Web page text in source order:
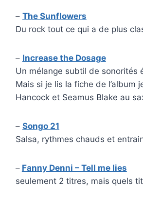
– The Sunflowers
Du rock tout ce qui a de plus
– Increase the Dosage
Un mélange subtil de sonorités
Mais si je lis la fiche de
Hancock et Seamus Blake au
– Songo 21
Salsa, rythmes chauds et
– Fanny Denni – Tell me lies
seulement 2 titres, mais quels